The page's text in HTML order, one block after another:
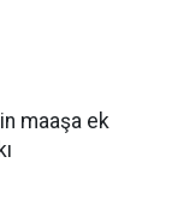
maaşa ek